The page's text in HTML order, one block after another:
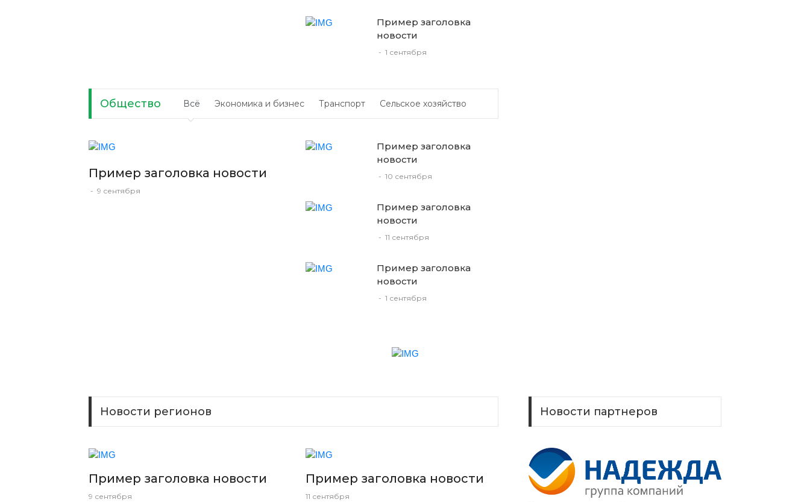
Пример заголовка
новости
- 1 сентября
Общество Всё Экономика и бизнес Транспорт Сельское хозяйство
Пример заголовка новости
- 9 сентября
Пример заголовка
новости
- 10 сентября
Пример заголовка
новости
- 11 сентября
Пример заголовка
новости
- 1 сентября
Новости регионов
Пример заголовка новости
9 сентября
Пример заголовка новости
11 сентября
Новости партнеров